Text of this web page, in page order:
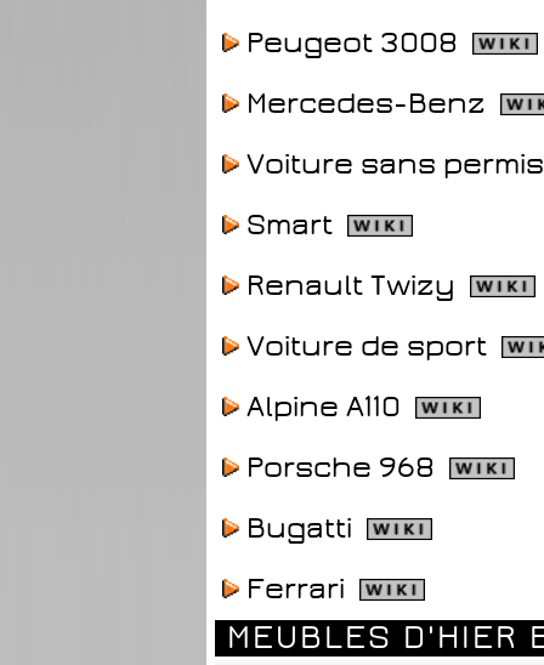
Peugeot 3008
Mercedes-Benz
Voiture sans
Smart
Renault Twizy
Voiture de sport
Alpine A110
Porsche 968
Bugatti
Ferrari
MEUBLES D'HIER